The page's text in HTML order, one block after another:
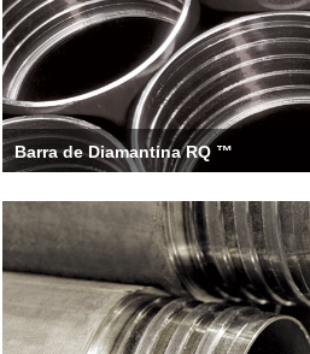
Barra de Diamantina RQ ™
consistente, rectitud y tratamiento